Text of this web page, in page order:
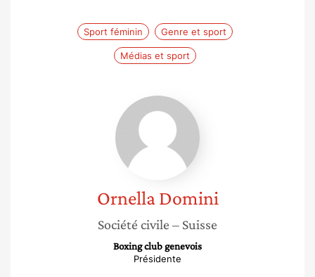
Sport féminin Genre et sport
Médias et sport
Ornella
Domini
Ornella Domini
Société civile – Suisse
Boxing club genevois
Présidente